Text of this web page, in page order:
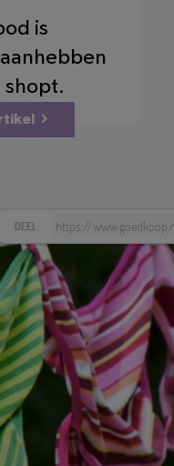
is
shopt.
DEEL: